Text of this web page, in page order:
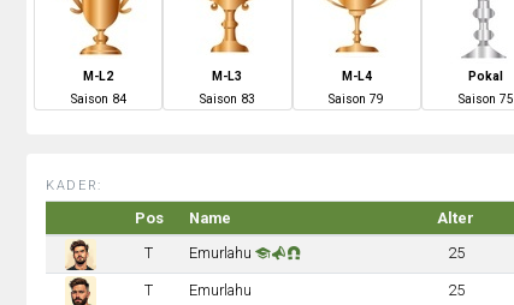
M-L2
Saison 84
M-L3
Saison 83
M-L4
Saison79
Pokal
Saison 75
KADER:
Pos Name Alter
T
Emurlahu 25
T Emurlahu 25